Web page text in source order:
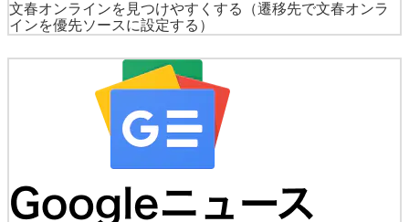
文春オンラインを見つけやすくする
（遷移先で文春オンラ
インを優先ソースに設定する）